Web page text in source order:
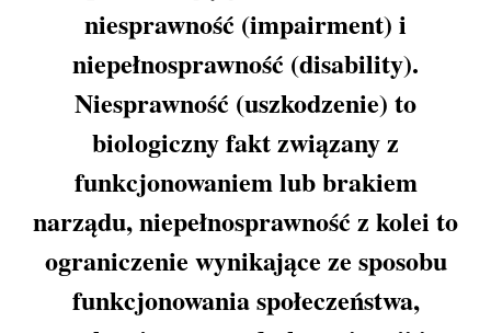
niesprawność (impairment) i
niepełnosprawność (disability).
Niesprawność (uszkodzenie) to
biologiczny fakt związany z
funkcjonowaniem lub brakiem
narządu, niepełnosprawność z kolei to
ograniczenie wynikające ze sposobu
funkcjonowania społeczeństwa,